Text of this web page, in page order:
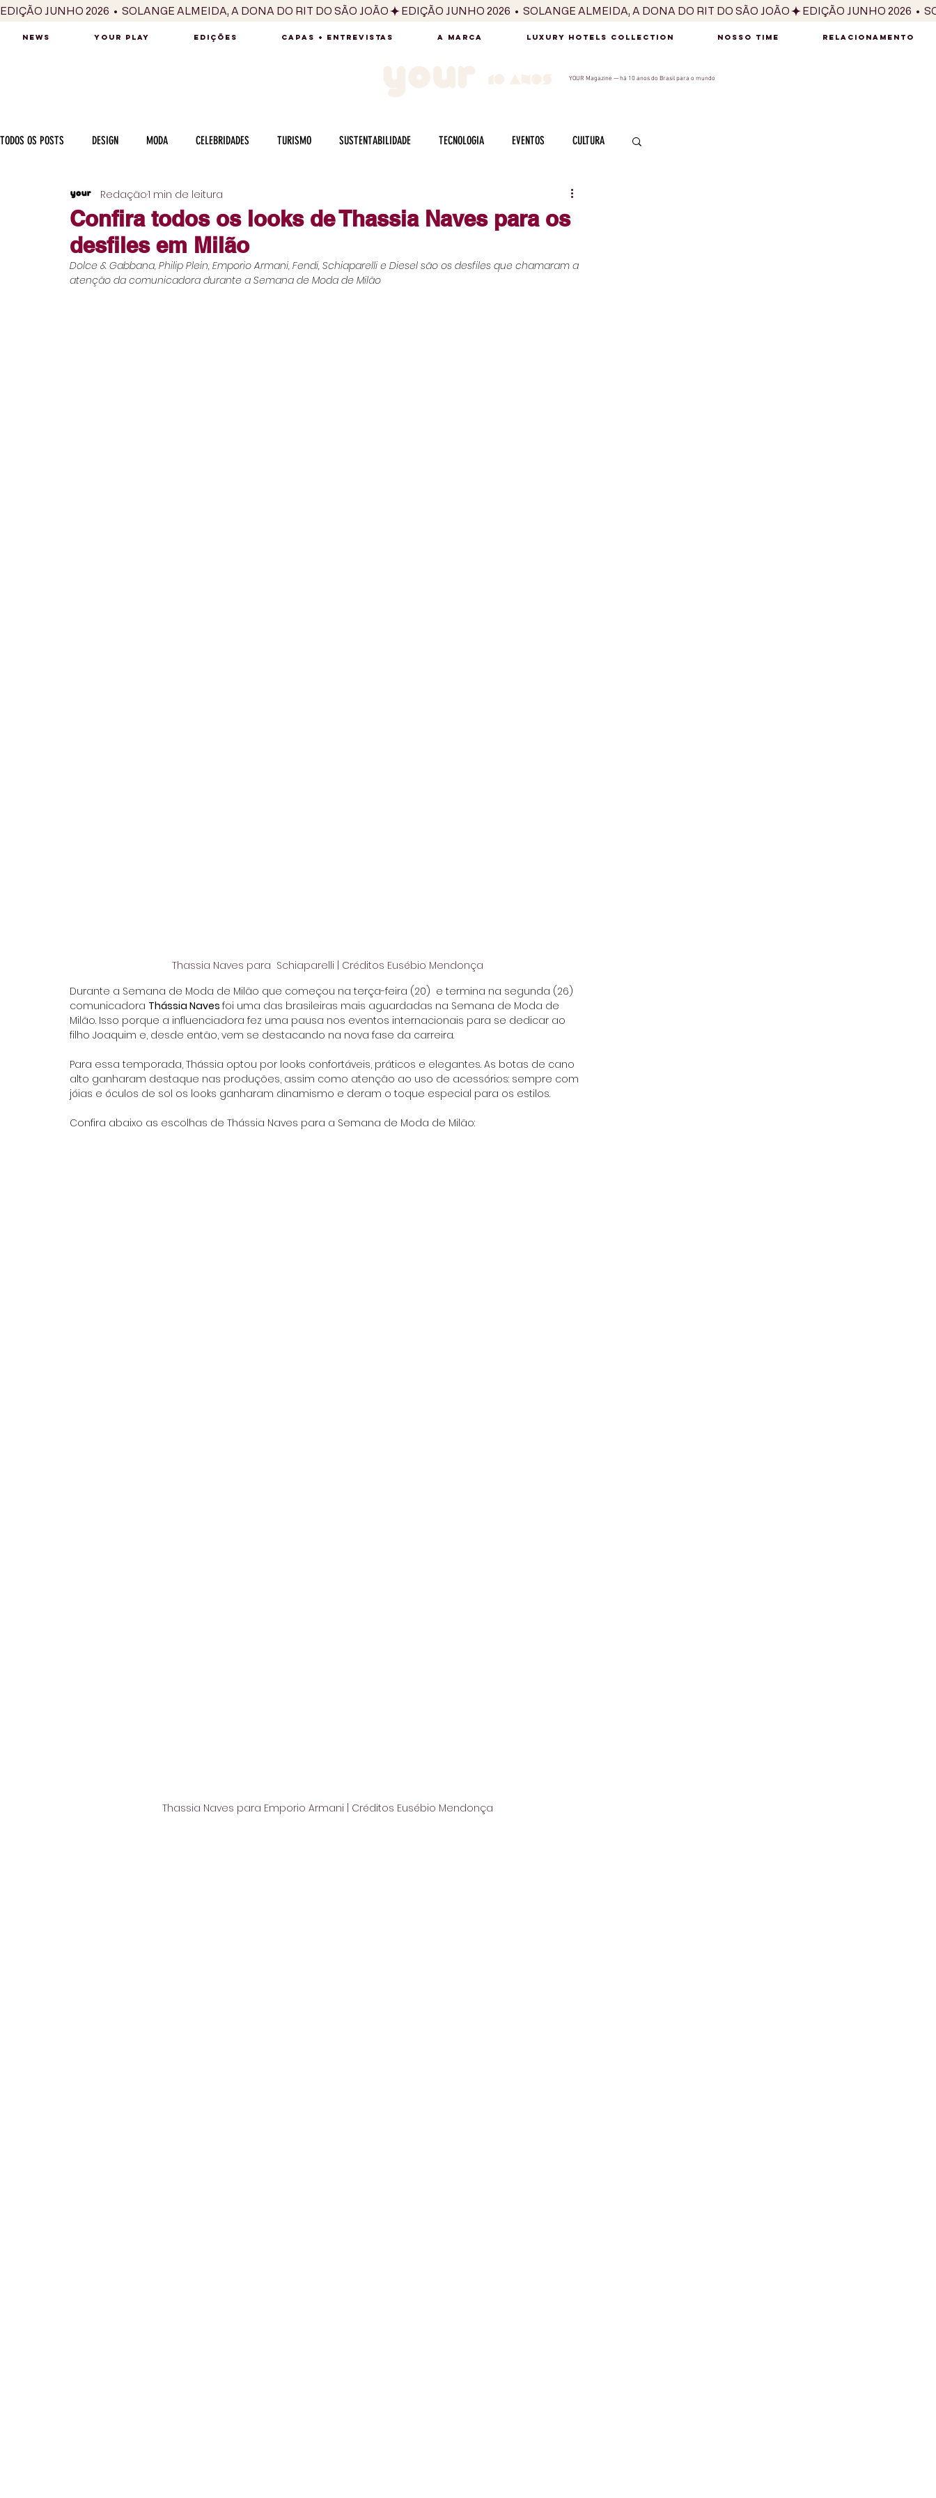
EDIÇÃO JUNHO 2026  •  SOLANGE ALMEIDA, A DONA DO RIT DO SÃO JOÃO
NEWS YOUR PLAY EDIÇÕES CAPAS + ENTREVISTAS A MARCA LUXURY HOTELS COLLECTION NOSSO TIME RELACIONAMENTO
YOUR Magazine — há 10 anos do Brasil para o mundo
TODOS OS POSTS DESIGN MODA CELEBRIDADES TURISMO SUSTENTABILIDADE TECNOLOGIA EVENTOS CULTURA
MÚSICA SÉRIES / TV INTERNACIONAL
CULINÁRIA PESSOAS CARREIRA
Confira todos os looks de Thassia Naves para os
desfiles em Milão
Redação1 min de leitura
Dolce & Gabbana, Philip Plein, Emporio Armani, Fendi, Schiaparelli e Diesel são os desfiles que chamaram a
atenção da comunicadora durante a Semana de Moda de Milão
Thassia Naves para  Schiaparelli | Créditos Eusébio Mendonça
Durante a Semana de Moda de Milão que começou na terça-feira (20)  e termina na segunda (26)
comunicadora Thássia Naves foi uma das brasileiras mais aguardadas na Semana de Moda de
Milão. Isso porque a influenciadora fez uma pausa nos eventos internacionais para se dedicar ao
filho Joaquim e, desde então, vem se destacando na nova fase da carreira.
Para essa temporada, Thássia optou por looks confortáveis, práticos e elegantes. As botas de cano
alto ganharam destaque nas produções, assim como atenção ao uso de acessórios: sempre com
jóias e óculos de sol os looks ganharam dinamismo e deram o toque especial para os estilos.
Confira abaixo as escolhas de Thássia Naves para a Semana de Moda de Milão:
Thassia Naves para Emporio Armani | Créditos Eusébio Mendonça